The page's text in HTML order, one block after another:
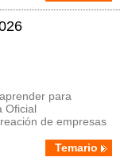
para
Oficial
de empresas
Temario